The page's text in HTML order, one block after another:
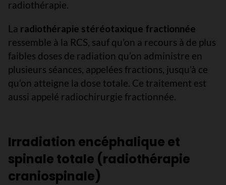
radiothérapie.
La radiothérapie stéréotaxique fractionnée
ressemble à la RCS, sauf qu’on a recours à de plus
faibles doses de radiation qu’on administre en
plusieurs séances, appelées fractions, jusqu’à ce
qu’on atteigne la dose totale. Ce traitement est
aussi appelé radiochirurgie fractionnée.
Irradiation encéphalique et
spinale totale (radiothérapie
craniospinale)